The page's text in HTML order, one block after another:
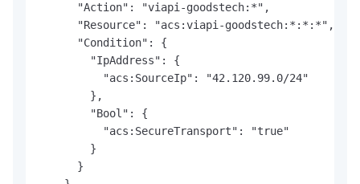
      "Action": "viapi-goodstech:*",
      "Resource": "acs:viapi-goodstech:*:*:*",
      "Condition": {
        "IpAddress": {
          "acs:SourceIp": "42.120.99.0/24"
        },
        "Bool": {
          "acs:SecureTransport": "true"
        }
      }